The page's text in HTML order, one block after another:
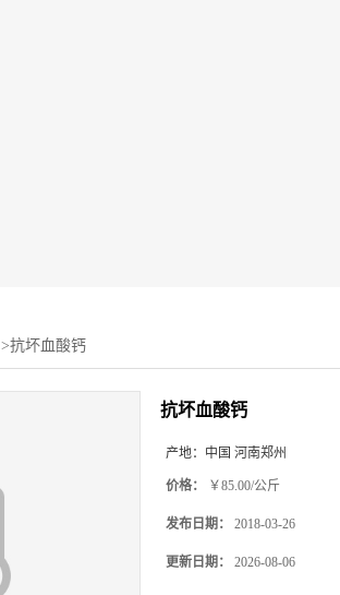
>抗坏血酸钙
抗坏血酸钙
产地： 中国 河南郑州
价格： ￥85.00/公斤
发布日期： 2018-03-26
更新日期： 2026-08-06